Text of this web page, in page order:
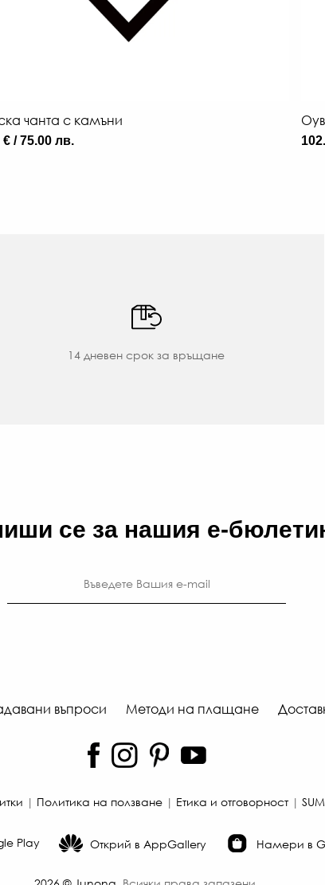
чанта с камъни
€ / 75.00 лв.
14 дневен срок за връщане
се за нашия е-
въпроси Методи на плащане
| Политика на ползване | Етика и отговорност|
Play Открий в AppGallery Намери в